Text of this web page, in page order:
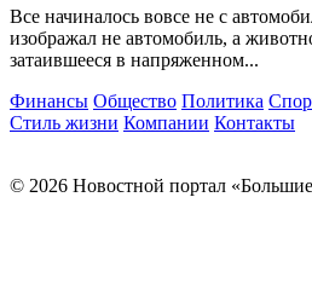
Все начиналось вовсе не с
изображал не автомобиль, а
затаившееся в напряженном...
Финансы Общество Политика
Стиль жизни Компании Контакты
© 2026 Новостной портал